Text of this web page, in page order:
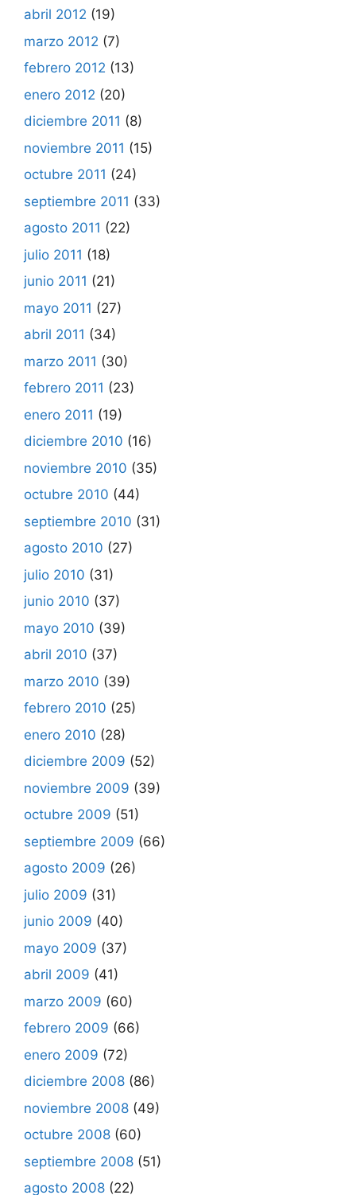
abril 2012 (19)
marzo 2012 (7)
febrero 2012 (13)
enero 2012 (20)
diciembre 2011 (8)
noviembre 2011 (15)
octubre 2011 (24)
septiembre 2011 (33)
agosto 2011 (22)
julio 2011 (18)
junio 2011 (21)
mayo 2011 (27)
abril 2011 (34)
marzo 2011 (30)
febrero 2011 (23)
enero 2011 (19)
diciembre 2010 (16)
noviembre 2010 (35)
octubre 2010 (44)
septiembre 2010 (31)
agosto 2010 (27)
julio 2010 (31)
junio 2010 (37)
mayo 2010 (39)
abril 2010 (37)
marzo 2010 (39)
febrero 2010 (25)
enero 2010 (28)
diciembre 2009 (52)
noviembre 2009 (39)
octubre 2009 (51)
septiembre 2009 (66)
agosto 2009 (26)
julio 2009 (31)
junio 2009 (40)
mayo 2009 (37)
abril 2009 (41)
marzo 2009 (60)
febrero 2009 (66)
enero 2009 (72)
diciembre 2008 (86)
noviembre 2008 (49)
octubre 2008 (60)
septiembre 2008 (51)
agosto 2008 (22)